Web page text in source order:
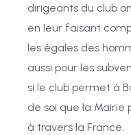
dirigeants du club
en Ieur faisant
les égales des
aussi pour les
si le club permet à
de soi que la Mairie
à travers la France.